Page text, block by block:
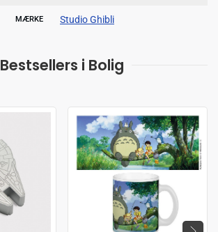
MÆRKE Studio Ghibli
Bestsellers i Bolig